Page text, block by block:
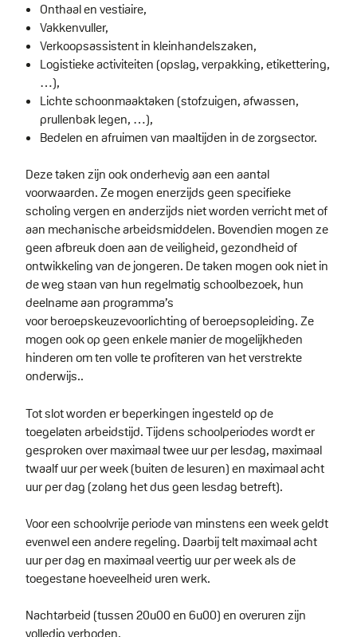
Onthaal en vestiaire,
Vakkenvuller,
Verkoopsassistent in kleinhandelszaken,
Logistieke activiteiten (opslag, verpakking, etikettering,
…),
Lichte schoonmaaktaken (stofzuigen, afwassen,
prullenbak legen, …),
Bedelen en afruimen van maaltijden in de zorgsector.
Deze taken zijn ook onderhevig aan een aantal
voorwaarden. Ze mogen enerzijds geen specifieke
scholing vergen en anderzijds niet worden verricht met of
aan mechanische arbeidsmiddelen. Bovendien mogen ze
geen afbreuk doen aan de veiligheid, gezondheid of
ontwikkeling van de jongeren. De taken mogen ook niet in
de weg staan van hun regelmatig schoolbezoek, hun
deelname aan programma’s
voor beroepskeuzevoorlichting of beroepsopleiding. Ze
mogen ook op geen enkele manier de mogelijkheden
hinderen om ten volle te profiteren van het verstrekte
onderwijs..
Tot slot worden er beperkingen ingesteld op de
toegelaten arbeidstijd. Tijdens schoolperiodes wordt er
gesproken over maximaal twee uur per lesdag, maximaal
twaalf uur per week (buiten de lesuren) en maximaal acht
uur per dag (zolang het dus geen lesdag betreft).
Voor een schoolvrije periode van minstens een week geldt
evenwel een andere regeling. Daarbij telt maximaal acht
uur per dag en maximaal veertig uur per week als de
toegestane hoeveelheid uren werk.
Nachtarbeid (tussen 20u00 en 6u00) en overuren zijn
volledig verboden.